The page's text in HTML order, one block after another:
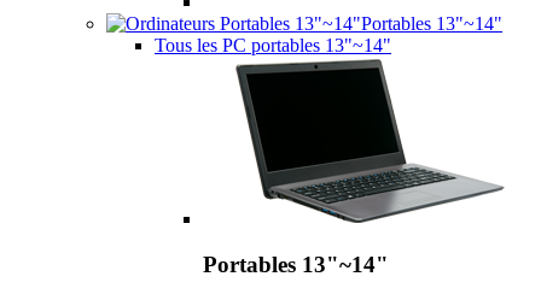
Portables 13"~14"
Tous les PC portables 13"~14"
Portables 13"~14"